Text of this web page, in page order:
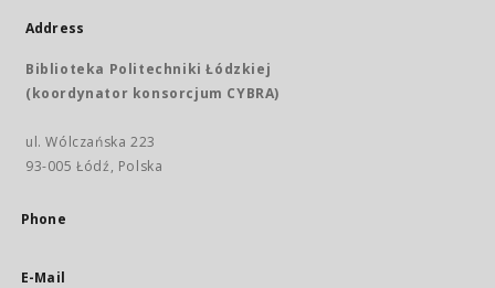
Address
Biblioteka Politechniki Łódzkiej
(koordynator konsorcjum CYBRA)
ul. Wólczańska 223
93-005 Łódź, Polska
Phone
E-Mail